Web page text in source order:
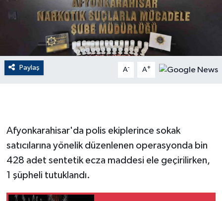
Paylaş A- A+
Afyonkarahisar'da polis ekiplerince sokak
satıcılarına yönelik düzenlenen operasyonda bin
428 adet sentetik ecza maddesi ele geçirilirken,
1 şüpheli tutuklandı.
EKONOMİ
English News
Finans
GENEL
GÜNDEM
Güvenlik